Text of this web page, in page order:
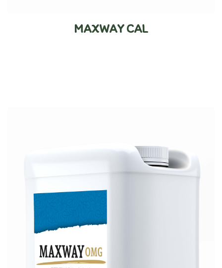
MAXWAY CAL